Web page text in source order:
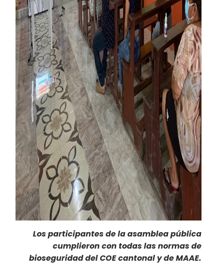
Los participantes de la asamblea pública
cumplieron con todas las normas de
bioseguridad del COE cantonal y de MAAE.